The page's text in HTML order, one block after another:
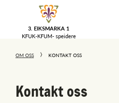
3. EIKSMARKA 1
KFUK-KFUM- speidere
OM OSS KONTAKT OSS
Kontakt oss